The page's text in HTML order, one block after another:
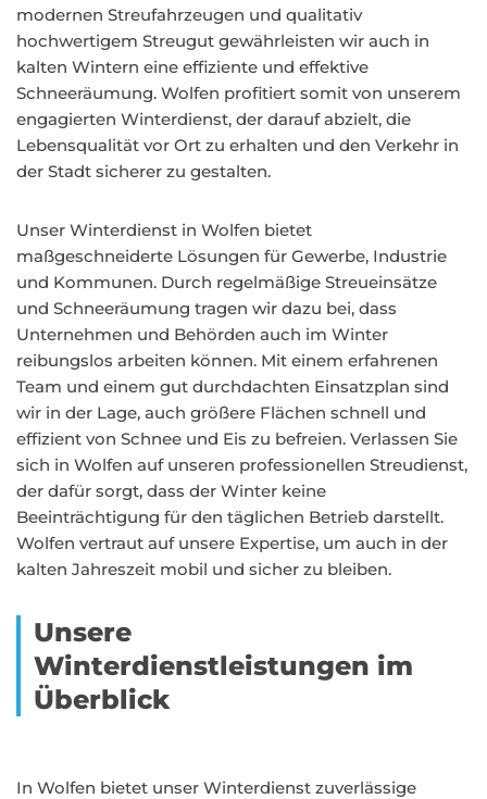
modernen Streufahrzeugen und qualitativ
hochwertigem Streugut gewährleisten wir auch in
kalten Wintern eine effiziente und effektive
Schneeräumung. Wolfen profitiert somit von unserem
engagierten Winterdienst, der darauf abzielt, die
Lebensqualität vor Ort zu erhalten und den Verkehr in
der Stadt sicherer zu gestalten.
Unser Winterdienst in Wolfen bietet
maßgeschneiderte Lösungen für Gewerbe, Industrie
und Kommunen. Durch regelmäßige Streueinsätze
und Schneeräumung tragen wir dazu bei, dass
Unternehmen und Behörden auch im Winter
reibungslos arbeiten können. Mit einem erfahrenen
Team und einem gut durchdachten Einsatzplan sind
wir in der Lage, auch größere Flächen schnell und
effizient von Schnee und Eis zu befreien. Verlassen Sie
sich in Wolfen auf unseren professionellen Streudienst,
der dafür sorgt, dass der Winter keine
Beeinträchtigung für den täglichen Betrieb darstellt.
Wolfen vertraut auf unsere Expertise, um auch in der
kalten Jahreszeit mobil und sicher zu bleiben.
Unsere
Winterdienstleistungen im
Überblick
In Wolfen bietet unser Winterdienst zuverlässige